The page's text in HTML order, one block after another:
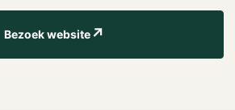
Bezoek website↗